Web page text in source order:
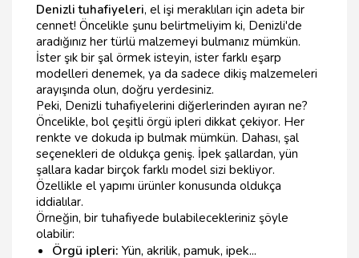
Denizli tuhafiyeleri, el işi meraklıları için adeta bir
cennet! Öncelikle şunu belirtmeliyim ki, Denizli'de
aradığınız her türlü malzemeyi bulmanız mümkün.
İster şık bir şal örmek isteyin, ister farklı eşarp
modelleri denemek, ya da sadece dikiş malzemeleri
arayışında olun, doğru yerdesiniz.
Peki, Denizli tuhafiyelerini diğerlerinden ayıran ne?
Öncelikle, bol çeşitli örgü ipleri dikkat çekiyor. Her
renkte ve dokuda ip bulmak mümkün. Dahası, şal
seçenekleri de oldukça geniş. İpek şallardan, yün
şallara kadar birçok farklı model sizi bekliyor.
Özellikle el yapımı ürünler konusunda oldukça
iddialılar.
Örneğin, bir tuhafiyede bulabilecekleriniz şöyle
olabilir:
Örgü ipleri: Yün, akrilik, pamuk, ipek...